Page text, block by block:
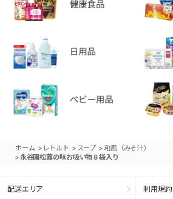
ホーム > レトルト > スープ >和風（みそ汁）
>永谷園松茸の味お吸い物８袋入り
配送エリア 利用規約